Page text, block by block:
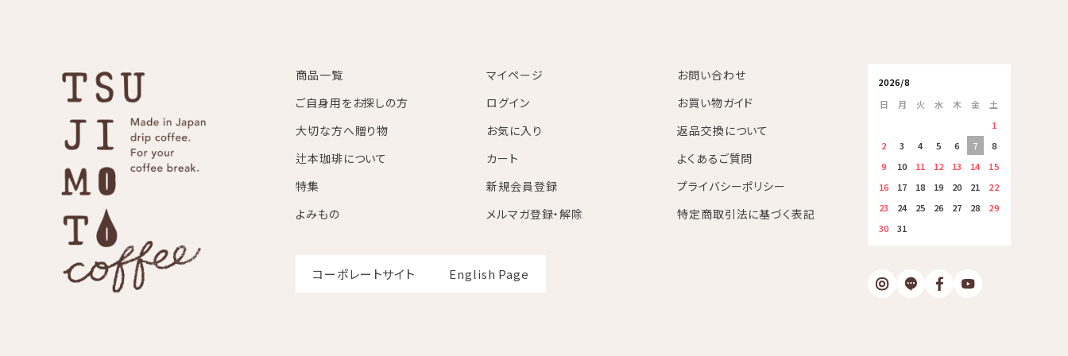
商品一覧
ご自身用をお探しの方
大切な方へ贈り物
辻本珈琲について
特集
よみもの
マイページ
ログイン
お気に入り
カート
新規会員登録
メルマガ登録・解除
お問い合わせ
お買い物ガイド
返品交換について
よくあるご質問
プライバシーポリシー
特定商取引法に基づく表記
コーポレートサイト English Page
2026/8
日
月 火 水 木 金
土
1
2
3 4 5 6 7
8
9
10 11 12 13 14
15
16
17 18 19 20 21
22
23
24 25 26 27 28
29
30
31